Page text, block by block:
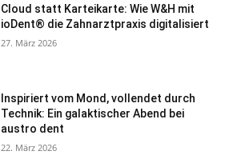
Cloud statt Karteikarte: Wie W&H mit
ioDent® die Zahnarztpraxis digitalisiert
27. März 2026
Inspiriert vom Mond, vollendet durch
Technik: Ein galaktischer Abend bei
austro dent
22. März 2026